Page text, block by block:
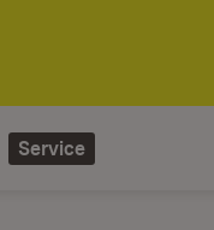
Service